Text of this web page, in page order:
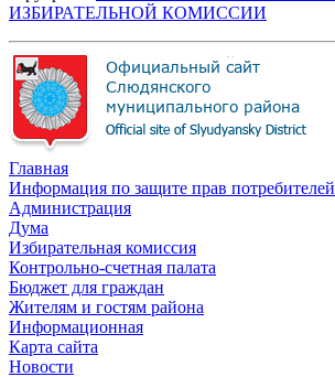
ИЗБИРАТЕЛЬНОЙ КОМИССИИ
Главная
Информация по защите прав потребителей
Администрация
Дума
Избирательная комиссия
Контрольно-счетная палата
Бюджет для граждан
Жителям и гостям района
Информационная
Карта сайта
Новости